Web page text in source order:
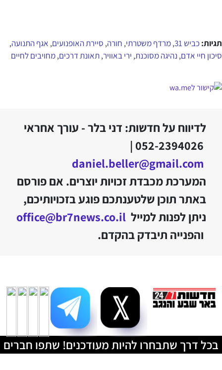
תגיות: כביש 31 ,מרדף משטרתי, חורה, סיירת האופנועים, אגף התנועה,
סיכון חיי אדם, נהיגה מסוכנת, ירי באוויר,תאונת דרכים,מחויבים לחיים
לדיווח על חדשות: דני בלר - עורך אחראי
052-2394026 |
daniel.beller@gmail.com
המערכת מכבדת זכויות יוצרים. אם פורסם
באתר תוכן שלטענתכם פוגע בזכויותיכם,
ניתן לפנות למייל office@br7news.co.il
והפנייה תיבדק בהקדם.
בכל דרך שתבחרו להיות מעודכנים! שתפו חברים